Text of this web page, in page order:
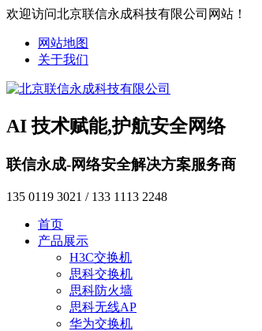
欢迎访问北京联信永成科技有限公司网站！
网站地图
关于我们
AI 技术赋能,护航安全网络
联信永成-网络安全解决方案服务商
135 0119 3021 / 133 1113 2248
首页
产品展示
H3C交换机
思科交换机
思科防火墙
思科无线AP
华为交换机